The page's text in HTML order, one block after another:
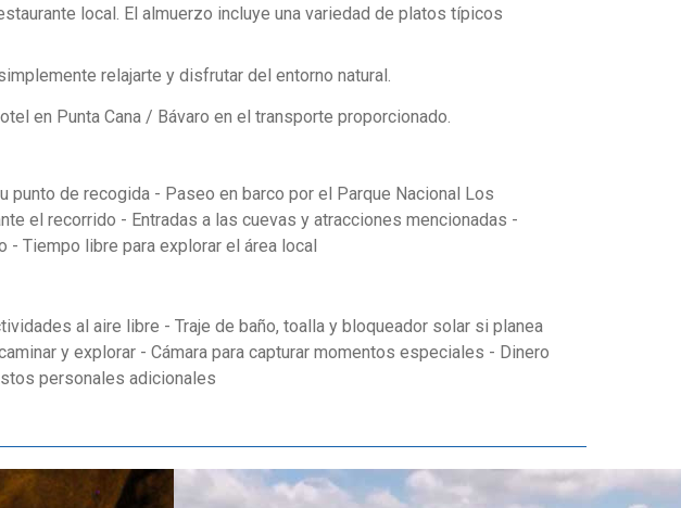
local. El almuerzo incluye una variedad de platos típicos
relajarte y disfrutar del entorno natural.
en Punta Cana / Bávaro en el transporte proporcionado.
punto de recogida - Paseo en barco por el Parque Nacional Los
el recorrido - Entradas a las cuevas y atracciones mencionadas -
- Tiempo libre para explorar el área local
al aire libre - Traje de baño, toalla y bloqueador solar si planea
y explorar - Cámara para capturar momentos especiales - Dinero
personales adicionales